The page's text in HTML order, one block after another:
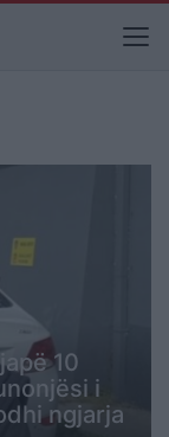
10
i
ngjarja